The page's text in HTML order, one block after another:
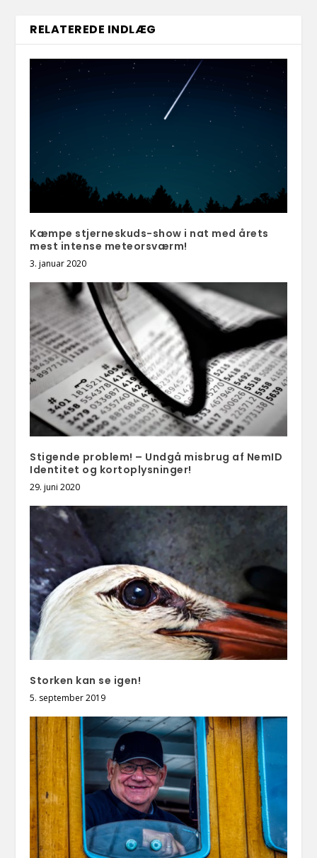
RELATEREDE INDLÆG
Kæmpe stjerneskuds-show i nat med årets
mest intense meteorsværm!
3. januar 2020
Stigende problem! – Undgå misbrug af NemID
Identitet og kortoplysninger!
29. juni 2020
Storken kan se igen!
5. september 2019